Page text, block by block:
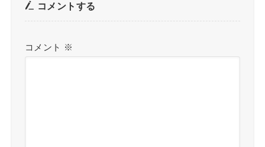
コメントする
コメント ※